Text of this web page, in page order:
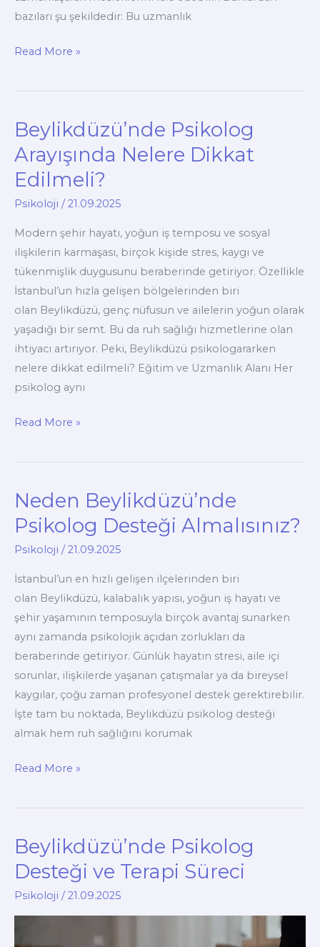
bazıları şu şekildedir: Bu uzmanlık
Beylikdüzü
ve
Merkezi
Read More »
Beylikdüzü’nde Psikolog
Arayışında Nelere Dikkat
Edilmeli?
Psikoloji /21.09.2025
Modern şehir hayatı, yoğun iş temposu ve sosyal
ilişkilerin karmaşası, birçok kişide stres, kaygı ve
tükenmişlik duygusunu beraberinde getiriyor. Özellikle
İstanbul’un hızla gelişen bölgelerinden biri
olan Beylikdüzü, genç nüfusun ve ailelerin yoğun olarak
yaşadığı bir semt. Bu da ruh sağlığı hizmetlerine olan
ihtiyacı artırıyor. Peki, Beylikdüzü psikologararken
nelere dikkat edilmeli? Eğitim ve Uzmanlık Alanı Her
psikolog aynı
Beylikdüzü’nde
Arayışında
Dikkat
Edilmeli?
Read More »
Neden Beylikdüzü’nde
Psikolog Desteği Almalısınız?
Psikoloji /21.09.2025
İstanbul’un en hızlı gelişen ilçelerinden biri
olan Beylikdüzü, kalabalık yapısı, yoğun iş hayatı ve
şehir yaşamının temposuyla birçok avantaj sunarken
aynı zamanda psikolojik açıdan zorlukları da
beraberinde getiriyor. Günlük hayatın stresi, aile içi
sorunlar, ilişkilerde yaşanan çatışmalar ya da bireysel
kaygılar, çoğu zaman profesyonel destek gerektirebilir.
İşte tam bu noktada, Beylikdüzü psikolog desteği
almak hem ruh sağlığını korumak
Neden
Psikolog
Almalısınız?
Read More »
Beylikdüzü’nde Psikolog
Desteği ve Terapi Süreci
Psikoloji /21.09.2025